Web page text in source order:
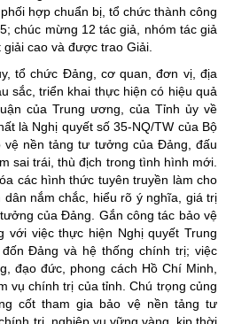
hợp chuẩn bị, tổ chức thành công
chúc mừng 12 tác giả, nhóm tác giả
cao và được trao Giải.
tổ chức Đảng, cơ quan, đơn vị, địa
sắc, triển khai thực hiện có hiệu quả
của Trung ương, của Tỉnh ủy về
là Nghị quyết số 35-NQ/TW của Bộ
nền tảng tư tưởng của Đảng, đấu
sai trái, thù địch trong tình hình mới.
các hình thức tuyên truyền làm cho
nắm chắc, hiểu rõ ý nghĩa, giá trị
của Đảng. Gắn công tác bảo vệ
với việc thực hiện Nghị quyết Trung
Đảng và hệ thống chính trị; việc
đạo đức, phong cách Hồ Chí Minh,
vụ chính trị của tỉnh. Chú trọng củng
cốt tham gia bảo vệ nền tảng tư
trị, nghiệp vụ vững vàng, kịp thời